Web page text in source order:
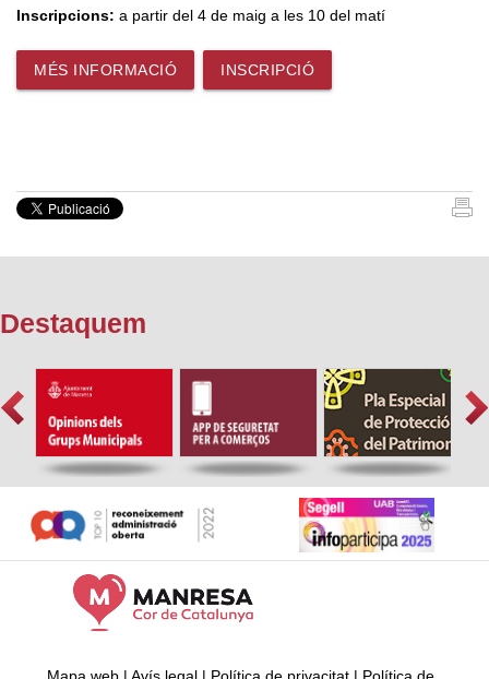
Inscripcions: a partir del 4 de maig a les 10 del matí
MÉS INFORMACIÓ INSCRIPCIÓ
Destaquem